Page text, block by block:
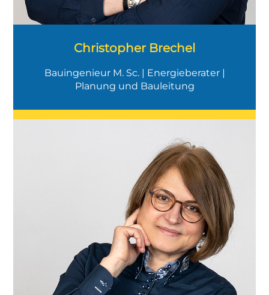
Christopher Brechel
Bauingenieur M. Sc. | Energieberater |
Planung und Bauleitung
Ich plane und koordiniere das
Marketing, verkaufe selbst Häuser und
bin Ansprechpartnerin für externe
Verkäufer in unseren Musterhäusern.